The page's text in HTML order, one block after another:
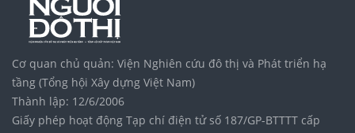
Cơ quan chủ quản: Viện Nghiên cứu đô thị và Phát triển hạ
tầng (Tổng hội Xây dựng Việt Nam)
Thành lập: 12/6/2006
Giấy phép hoạt động Tạp chí điện tử số 187/GP-BTTTT cấp